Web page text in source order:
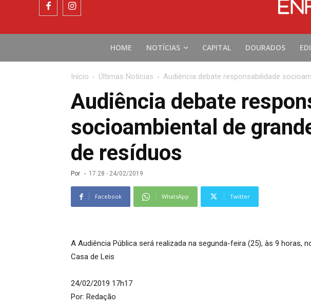
HOME NOTÍCIAS CAPITAL DOURADOS
Início Últimas Notícias Audiência debate responsabilidade
Audiência debate
socioambiental de
de resíduos
Por - 17:28 - 24/02/2019
Facebook WhatsApp Twitter
A Audiência Pública será realizada na segunda-feira (25), às 9 horas,
Casa de Leis
24/02/2019 17h17
Por: Redação